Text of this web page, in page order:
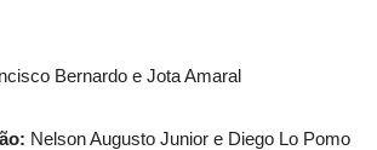
Bernardo e Jota Amaral
Nelson Augusto Junior e Diego Lo Pomo